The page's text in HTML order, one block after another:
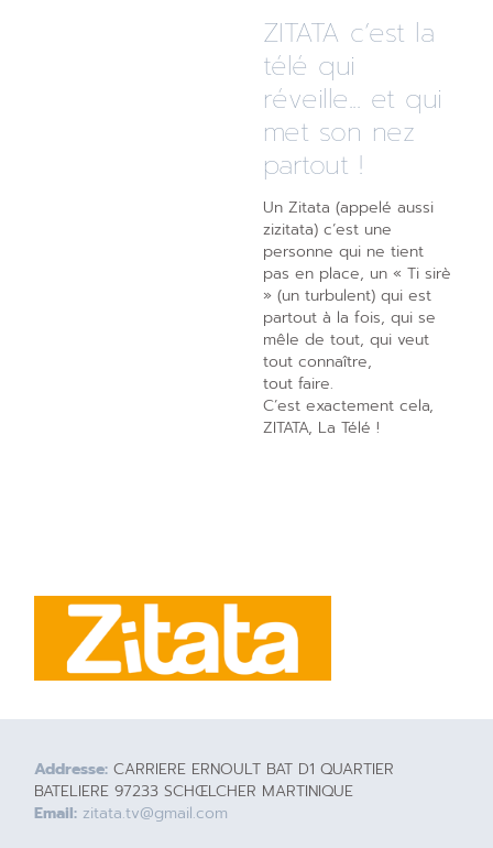
ZITATA c’est la
télé qui
réveille... et qui
met son nez
partout !
Un Zitata (appelé aussi
zizitata) c’est une
personne qui ne tient
pas en place, un « Ti sirè
» (un turbulent) qui est
partout à la fois, qui se
mêle de tout, qui veut
tout connaître,
tout faire.
C’est exactement cela,
ZITATA, La Télé !
Addresse: CARRIERE ERNOULT BAT D1 QUARTIER
BATELIERE 97233 SCHŒLCHER MARTINIQUE
Email: zitata.tv@gmail.com